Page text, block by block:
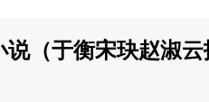
（于衡宋玦赵淑